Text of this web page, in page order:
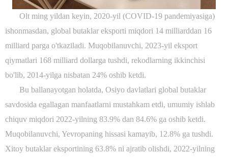
Olt ming yildan keyin, 2020-yil (COVID-19 pandemiyasiga)
ishonmasdan, global butaklar eksporti miqdori 14 milliarddan 16
milliard parga o'tkaziladi. Muqobilanuvchi, 2023-yil eksport
qiymatlari 168 milliard dollarga tushdi, rekodlarning ikkinchisi
bo'lib, 2014-yilga nisbatan 24% oshib ketdi.
Bu ballanayotgan holatda, Osiyo davlatlari global butaklar
savdosida egallagan manfaatlarni mustahkam etdi, umumiy ishlab
chiquv miqdori 2022-yilning 83.9% dan 84.6% ga oshib ketdi.
Muqobilanuvchi, Yevropaning hissasi kamayib, 12.8% ga tushdi.
Xitoy butaklar eksportining 63.8% ni ajratib olishdi, 2022-yilning